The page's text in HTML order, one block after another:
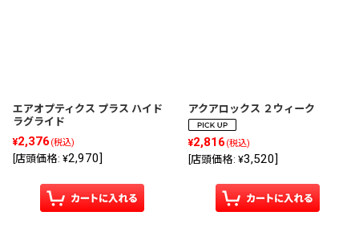
エアオプティクス プラス ハイド
ラグライド
¥2,376 (税込)
[店頭価格: ¥2,970]
アクアロックス ２ウィーク
¥2,816 (税込)
店頭価格: ¥3,520]